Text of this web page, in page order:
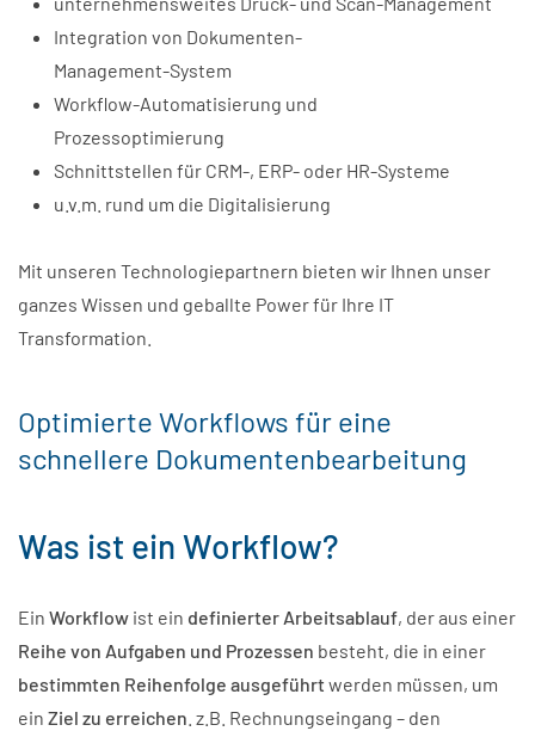
Integration von Dokumenten-
Management-System
Workflow-Automatisierung und
Prozessoptimierung
Schnittstellen für CRM-, ERP- oder HR-Systeme
u.v.m. rund um die Digitalisierung
Mit unseren Technologiepartnern bieten wir Ihnen unser
ganzes Wissen und geballte Power für Ihre IT
Transformation.
Optimierte Workflows für eine
schnellere Dokumentenbearbeitung
Was ist ein Workflow?
Ein Workflow ist ein definierter Arbeitsablauf, der aus einer
Reihe von Aufgaben und Prozessen besteht, die in einer
bestimmten Reihenfolge ausgeführtwerden müssen, um
ein Ziel zu erreichen . z.B. Rechnungseingang – den